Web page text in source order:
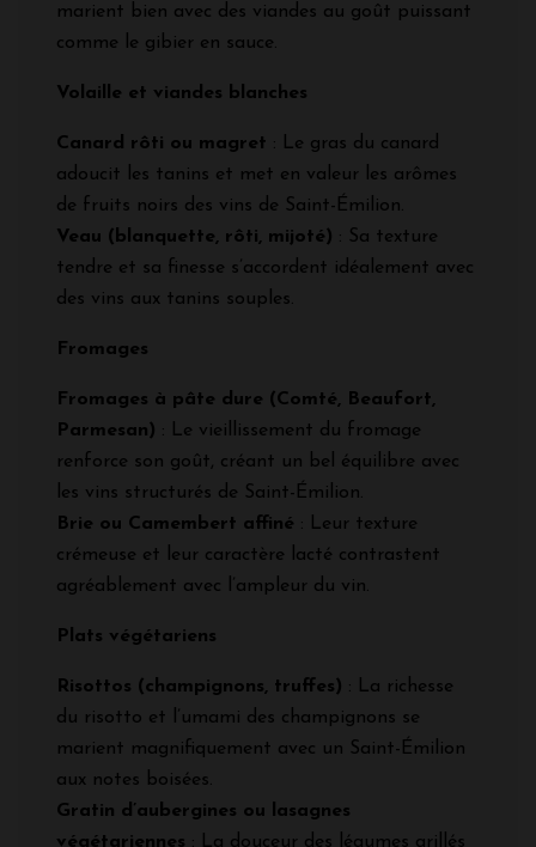
marient bien avec des viandes au goût puissant
comme le gibier en sauce.
Volaille et viandes blanches
Canard rôti ou magret : Le gras du canard
adoucit les tanins et met en valeur les arômes
de fruits noirs des vins de Saint-Émilion.
Veau (blanquette, rôti, mijoté) : Sa texture
tendre et sa finesse s’accordent idéalement avec
des vins aux tanins souples.
Fromages
Fromages à pâte dure (Comté, Beaufort,
Parmesan) : Le vieillissement du fromage
renforce son goût, créant un bel équilibre avec
les vins structurés de Saint-Émilion.
Brie ou Camembert affiné : Leur texture
crémeuse et leur caractère lacté contrastent
agréablement avec l’ampleur du vin.
Plats végétariens
Risottos (champignons, truffes) : La richesse
du risotto et l’umami des champignons se
marient magnifiquement avec un Saint-Émilion
aux notes boisées.
Gratin d’aubergines ou lasagnes
végétariennes : La douceur des légumes grillés